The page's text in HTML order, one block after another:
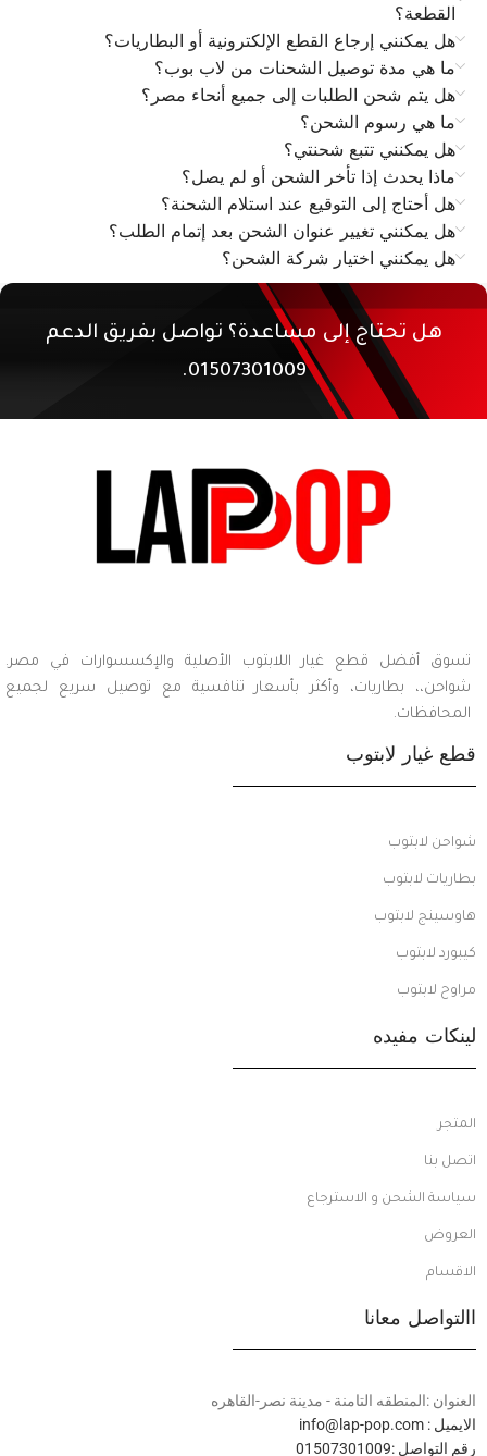
القطعة؟
هل يمكنني إرجاع القطع الإلكترونية أو البطاريات؟
ما هي مدة توصيل الشحنات من لاب بوب؟
هل يتم شحن الطلبات إلى جميع أنحاء مصر؟
ما هي رسوم الشحن؟
هل يمكنني تتبع شحنتي؟
ماذا يحدث إذا تأخر الشحن أو لم يصل؟
هل أحتاج إلى التوقيع عند استلام الشحنة؟
هل يمكنني تغيير عنوان الشحن بعد إتمام الطلب؟
هل يمكنني اختيار شركة الشحن؟
هل تحتاج إلى مساعدة؟ تواصل بفريق الدعم
01507301009.
تسوق أفضل قطع غيار اللابتوب الأصلية والإكسسوارات في مصر.
شواحن،، بطاريات، وأكثر بأسعار تنافسية مع توصيل سريع لجميع
المحافظات.
قطع غيار لابتوب
شواحن لابتوب
بطاريات لابتوب
هاوسينج لابتوب
كيبورد لابتوب
مراوح لابتوب
لينكات مفيده
المتجر
اتصل بنا
سياسة الشحن و الاسترجاع
العروض
الاقسام
االتواصل معانا
العنوان :المنطقه التامنة - مدينة نصر-القاهره
الايميل : info@lap-pop.com
رقم التواصل :01507301009